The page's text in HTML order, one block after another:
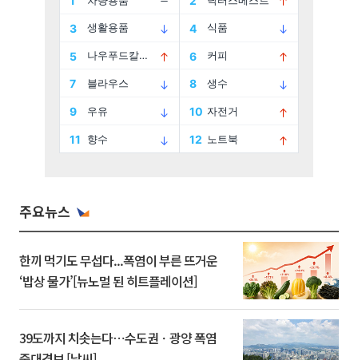
주요뉴스
한끼 먹기도 무섭다...폭염이 부른 뜨거운
‘밥상 물가’[뉴노멀 된 히트플레이션]
39도까지 치솟는다⋯수도권ㆍ광양 폭염